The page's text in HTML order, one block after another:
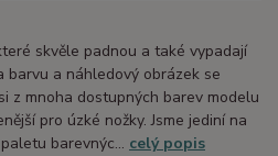
skvěle padnou a také vypadají
barvu a náhledový obrázek se
z mnoha dostupných barev modelu
pro úzké nožky. Jsme jediní na
barevnýc... celý popis